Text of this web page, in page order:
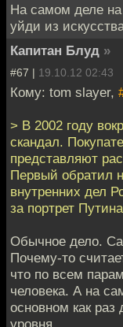
На самом деле на
уйди из
Капитан Блуд »
#67 | 19.10.12 02:43
Кому: tom slayer,
> В 2002 году
скандал.
представляют
Первый обратил
внутренних дел
за портрет
Обычное дело.
Почему-то
что по всем
человека. А на
основном как раз
уровня.